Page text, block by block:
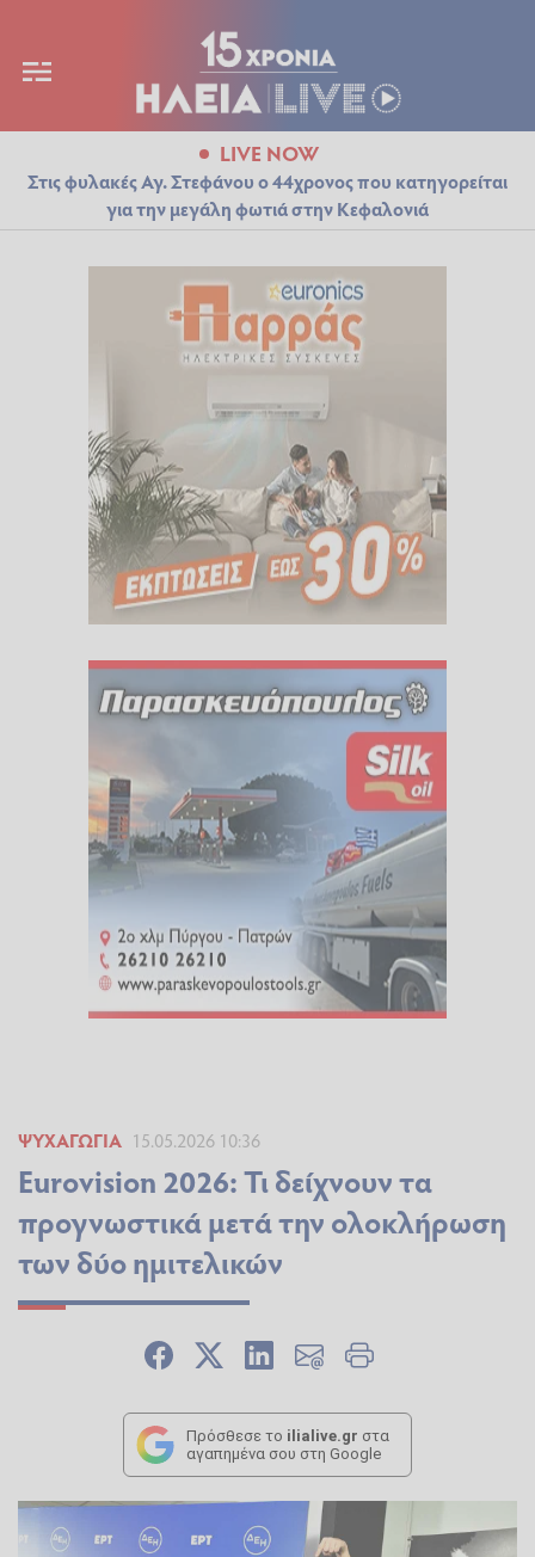
LIVE NOW
Στις φυλακές Αγ. Στεφάνου ο 44χρονος που κατηγορείται
για την μεγάλη φωτιά στην Κεφαλονιά
ΨΥΧΑΓΩΓΊΑ 15.05.2026 10:36
Eurovision 2026: Τι δείχνουν τα
προγνωστικά μετά την ολοκλήρωση
των δύο ημιτελικών
Πρόσθεσε το ilialive.gr στα
αγαπημένα σου στη Google